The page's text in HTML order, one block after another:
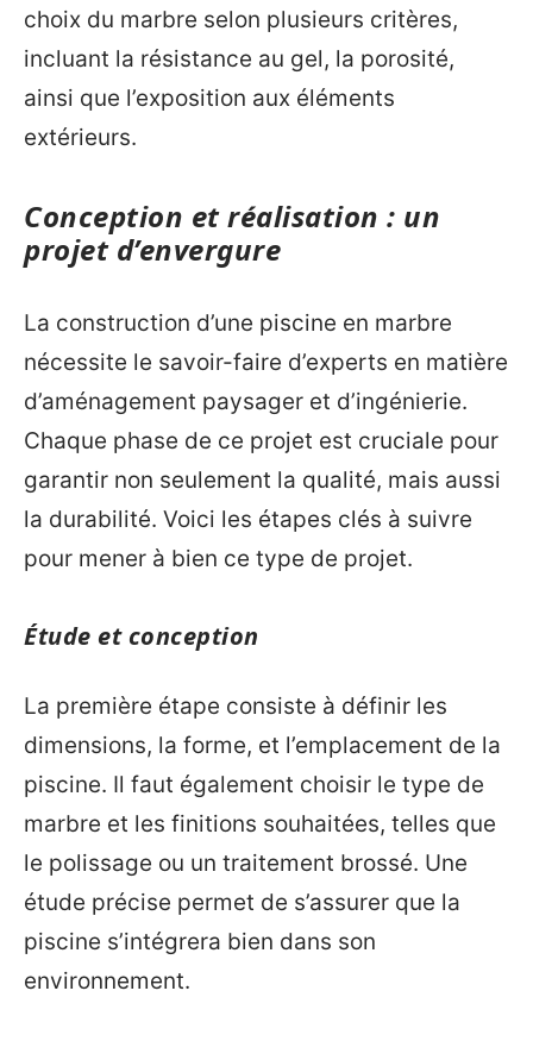
choix du marbre selon plusieurs critères,
incluant la résistance au gel, la porosité,
ainsi que l’exposition aux éléments
extérieurs.
Conception et réalisation : un
projet d’envergure
La construction d’une piscine en marbre
nécessite le savoir-faire d’experts en matière
d’aménagement paysager et d’ingénierie.
Chaque phase de ce projet est cruciale pour
garantir non seulement la qualité, mais aussi
la durabilité. Voici les étapes clés à suivre
pour mener à bien ce type de projet.
Étude et conception
La première étape consiste à définir les
dimensions, la forme, et l’emplacement de la
piscine. Il faut également choisir le type de
marbre et les finitions souhaitées, telles que
le polissage ou un traitement brossé. Une
étude précise permet de s’assurer que la
piscine s’intégrera bien dans son
environnement.